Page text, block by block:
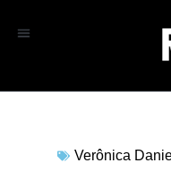
Verônica